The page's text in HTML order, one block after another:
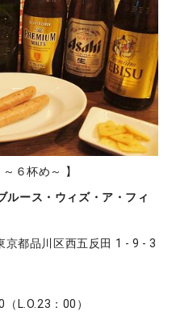
６杯め～ 】
ルース・ウィズ・ア・フィ
品川区西五反田 1 - 9 - 3
L.O.23：00）